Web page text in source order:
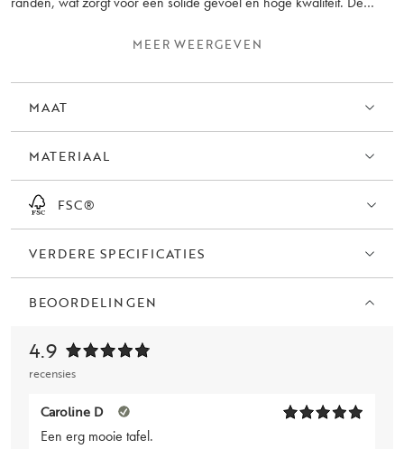
balans die een moderne maar tijdloze uitstraling creëert.
De salontafel past perfect in een grote open ruimte met een grote,
comfortabele loungebank. Een salontafel om je heen te verzamelen,
cm.
Driscoll is gemaakt van 100% FSC®-gecertificeerd hout. Dit maakt
het niet alleen een mooie toevoeging aan jouw huis, maar ook een
MEER WEERGEVEN
MAAT
MATERIAAL
FSC®
VERDERE SPECIFICATIES
BEOORDELINGEN
4.9
recensies
Caroline D
Een erg mooie tafel.